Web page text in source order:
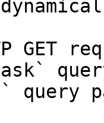
GET
query